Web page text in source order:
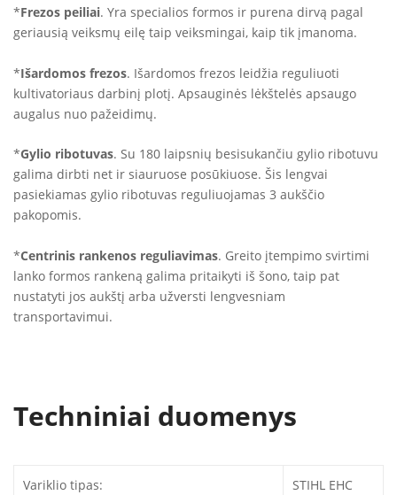
*Frezos peiliai. Yra specialios formos ir purena dirvą pagal
geriausią veiksmų eilę taip veiksmingai, kaip tik įmanoma.
*Išardomos frezos. Išardomos frezos leidžia reguliuoti
kultivatoriaus darbinį plotį. Apsauginės lėkštelės apsaugo
augalus nuo pažeidimų.
*Gylio ribotuvas. Su 180 laipsnių besisukančiu gylio ribotuvu
galima dirbti net ir siauruose posūkiuose. Šis lengvai
pasiekiamas gylio ribotuvas reguliuojamas 3 aukščio
pakopomis.
*Centrinis rankenos reguliavimas. Greito įtempimo svirtimi
lanko formos rankeną galima pritaikyti iš šono, taip pat
nustatyti jos aukštį arba užversti lengvesniam
transportavimui.
Techniniai duomenys
Variklio tipas:
STIHL EHC